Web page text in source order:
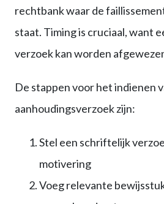
rechtbank waar de
staat. Timing is cruciaal, want
verzoek kan worden
De stappen voor het indienen
aanhoudingsverzoek zijn:
Stel een schriftelijk
motivering
Voeg relevante